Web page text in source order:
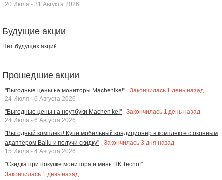
20 Июля - 31 Августа 2026
Будущие акции
Нет будущих акций
Прошедшие акции
"Выгодные цены на мониторы Machenike!" Закончилась 1 день назад
24 Июля - 6 Августа 2026
"Выгодные цены на ноутбуки Machenike!"
Закончилась 1 день назад
24 Июля - 6 Августа 2026
"Выгодный комплект! Купи мобильный кондиционер в комплекте с оконным
адаптером Ballu и получи скидку"
Закончилась 3 дня назад
15 Июля - 4 Августа 2026
"Скидка при покупке монитора и мини ПК Tecno!"
Закончилась 1 день назад